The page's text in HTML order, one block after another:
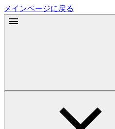
メインページに戻る